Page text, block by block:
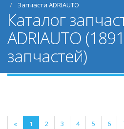
Запчасти ADRIAUTO
Каталог
ADRIAUTO
запчастей)
« 1 2 3 4 5 6